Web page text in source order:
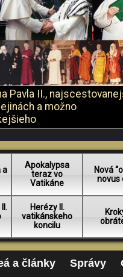
Pavla II.,
a možno
a
Apokalypsa
teraz vo
Vatikáne
Nová
novus
Herézy II.
vatikánskeho
koncilu
a články Správy